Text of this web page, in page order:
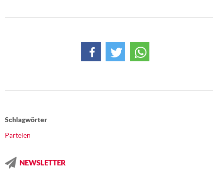
Schlagwörter
Parteien
NEWSLETTER